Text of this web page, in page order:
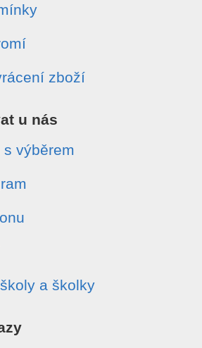
zboží
u nás
výběrem
a školky